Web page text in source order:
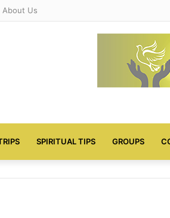
About Us
SPIRITUAL TIPS GROUPS